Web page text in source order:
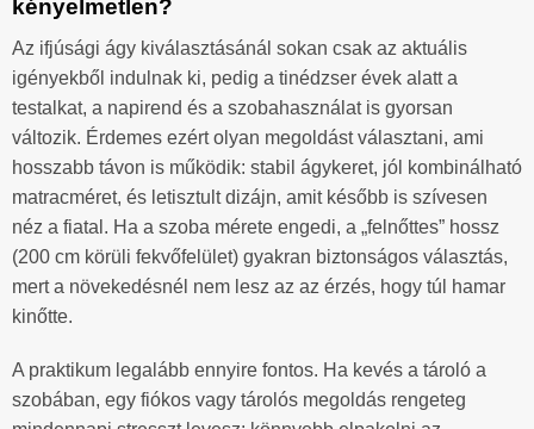
kényelmetlen?
Az ifjúsági ágy kiválasztásánál sokan csak az aktuális
igényekből indulnak ki, pedig a tinédzser évek alatt a
testalkat, a napirend és a szobahasználat is gyorsan
változik. Érdemes ezért olyan megoldást választani, ami
hosszabb távon is működik: stabil ágykeret, jól kombinálható
matracméret, és letisztult dizájn, amit később is szívesen
néz a fiatal. Ha a szoba mérete engedi, a „felnőttes” hossz
(200 cm körüli fekvőfelület) gyakran biztonságos választás,
mert a növekedésnél nem lesz az az érzés, hogy túl hamar
kinőtte.
A praktikum legalább ennyire fontos. Ha kevés a tároló a
szobában, egy fiókos vagy tárolós megoldás rengeteg